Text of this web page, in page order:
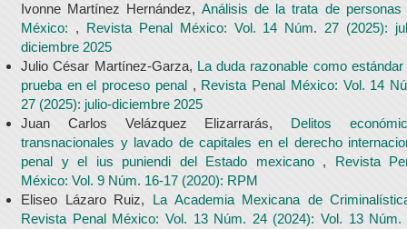
Ivonne Martínez Hernández, Análisis de la trata de personas
México: , Revista Penal México: Vol. 14 Núm. 27 (2025):
diciembre 2025
Julio César Martínez-Garza, La duda razonable como estándar
prueba en el proceso penal , Revista Penal México: Vol. 14
27 (2025): julio-diciembre 2025
Juan Carlos Velázquez Elizarrarás, Delitos
transnacionales y lavado de capitales en el derecho
penal y el ius puniendi del Estado mexicano , Revista
México: Vol. 9 Núm. 16-17 (2020): RPM
Eliseo Lázaro Ruiz, La Academia Mexicana de
Revista Penal México: Vol. 13 Núm. 24 (2024): Vol. 13 Núm.